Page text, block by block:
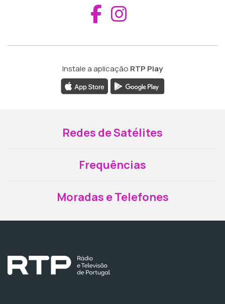
Aceder ao
Instale a aplicação RTP Play
Redes de Satélites
Frequências
Moradas e Telefones